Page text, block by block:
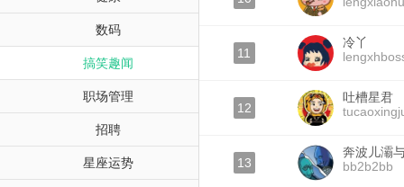
数码
搞笑趣闻
职场管理
招聘
星座运势
11
冷丫
12
吐槽星君
13
奔波儿灞
bb2b2bb